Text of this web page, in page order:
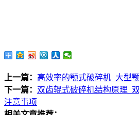
上一篇： 高效率的颚式破碎机_大型
下一篇： 双齿辊式破碎机结构原理_
注意事项